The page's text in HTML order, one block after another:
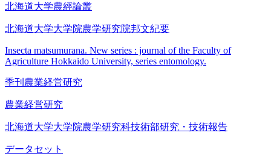
北海道大学農經論叢
北海道大学大学院農学研究院邦文紀要
Insecta matsumurana. New series : journal of the Faculty of
Agriculture Hokkaido University, series entomology.
季刊農業経営研究
農業経営研究
北海道大学大学院農学研究科技術部研究・技術報告
データセット